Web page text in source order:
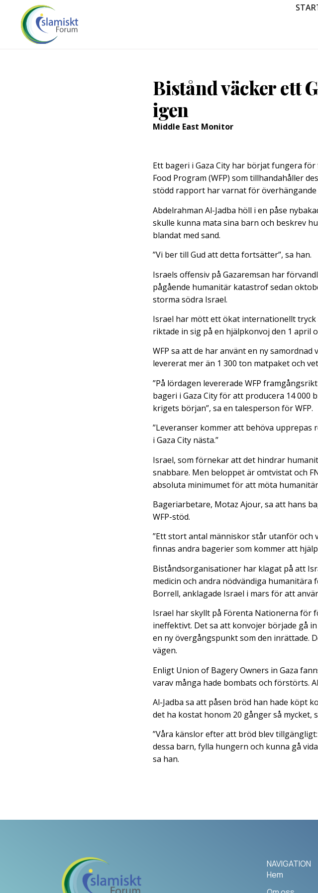
Bistånd väcker ett
igen
Middle East Monitor
Ett bageri i Gaza City har börjat fungera
Food Program (WFP) som tillhandahåller
stödd rapport har varnat för
Abdelrahman Al-Jadba höll i en påse
skulle kunna mata sina barn och beskrev
blandat med sand.
”Vi ber till Gud att detta fortsätter”, sa han.
Israels offensiv på Gazaremsan har
pågående humanitär katastrof sedan
storma södra Israel.
Israel har mött ett ökat internationellt tryck
riktade in sig på en hjälpkonvoj den 1 april
WFP sa att de har använt en ny
levererat mer än 1 300 ton matpaket och
”På lördagen levererade WFP
bageri i Gaza City för att producera 14 000
krigets början”, sa en talesperson för WFP.
”Leveranser kommer att behöva
i Gaza City nästa.”
Israel, som förnekar att det hindrar
snabbare. Men beloppet är omtvistat och
absoluta minimumet för att möta
Bageriarbetare, Motaz Ajour, sa att hans
WFP-stöd.
”Ett stort antal människor står utanför och
finnas andra bagerier som kommer att
Biståndsorganisationer har klagat på att
medicin och andra nödvändiga humanitära
Borrell, anklagade Israel i mars för att
Israel har skyllt på Förenta Nationerna för
ineffektivt. Det sa att konvojer började gå
en ny övergångspunkt som den inrättade.
vägen.
Enligt Union of Bagery Owners in Gaza
varav många hade bombats och förstörts.
Al-Jadba sa att påsen bröd han hade köpt
det ha kostat honom 20 gånger så mycket,
”Våra känslor efter att bröd blev
dessa barn, fylla hungern och kunna gå
sa han.
NAVIGATION
Hem